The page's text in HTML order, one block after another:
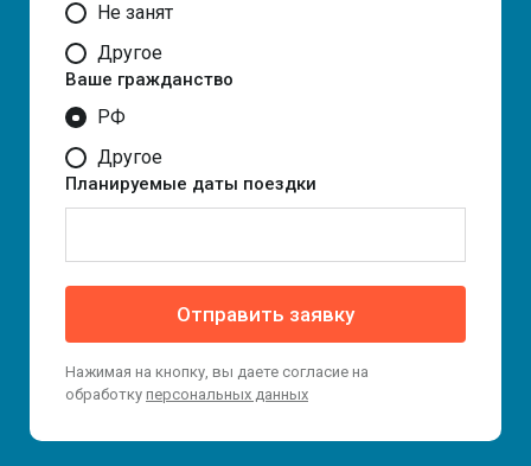
Не занят
Другое
Ваше гражданство
РФ
Другое
Планируемые даты поездки
Отправить заявку
Нажимая на кнопку, вы даете согласие на
обработку персональных данных